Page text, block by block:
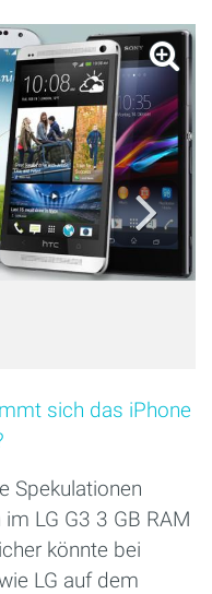
sich das iPhone
Spekulationen
LG G3 3 GB RAM
könnte bei
LG auf dem